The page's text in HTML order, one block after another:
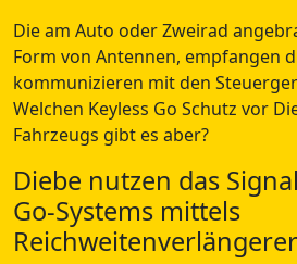
Die am Auto oder Zweirad
Form von Antennen, empfangen
kommunizieren mit den
Welchen Keyless Go Schutz vor
Fahrzeugs gibt es aber?
Diebe nutzen das
Go-Systems mittels
Reichweitenverlängerer